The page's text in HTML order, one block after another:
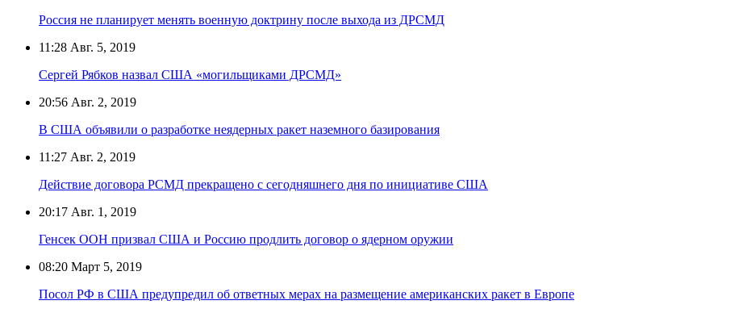
Россия не планирует менять военную доктрину после выхода из ДРСМД
11:28 Авг. 5, 2019
Сергей Рябков назвал США «могильщиками ДРСМД»
20:56 Авг. 2, 2019
В США объявили о разработке неядерных ракет наземного базирования
11:27 Авг. 2, 2019
Действие договора РСМД прекращено с сегодняшнего дня по инициативе США
20:17 Авг. 1, 2019
Генсек ООН призвал США и Россию продлить договор о ядерном оружии
08:20 Март 5, 2019
Посол РФ в США предупредил об ответных мерах на размещение американских ракет в Европе